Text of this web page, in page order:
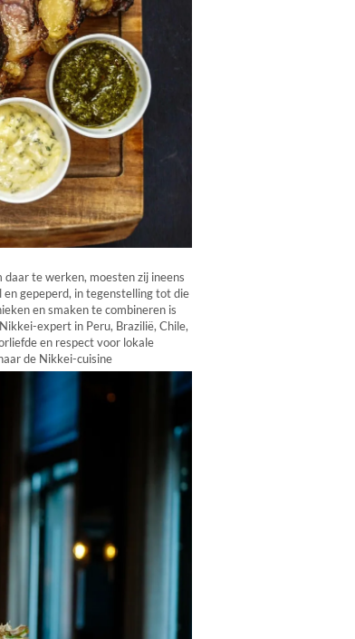
daar te werken, moesten zij ineens
en gepeperd, in tegenstelling tot die
en smaken te combineren is
expert in Peru, Brazilië, Chile,
en respect voor lokale
de Nikkei-cuisine